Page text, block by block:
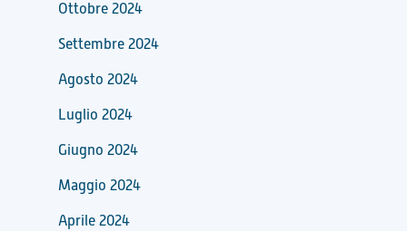
Ottobre 2024
Settembre 2024
Agosto 2024
Luglio 2024
Giugno 2024
Maggio 2024
Aprile 2024